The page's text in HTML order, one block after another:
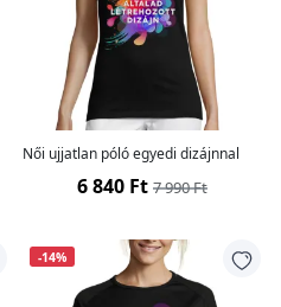
Női ujjatlan póló egyedi dizájnnal
6 840 Ft 7 990 Ft
-14%